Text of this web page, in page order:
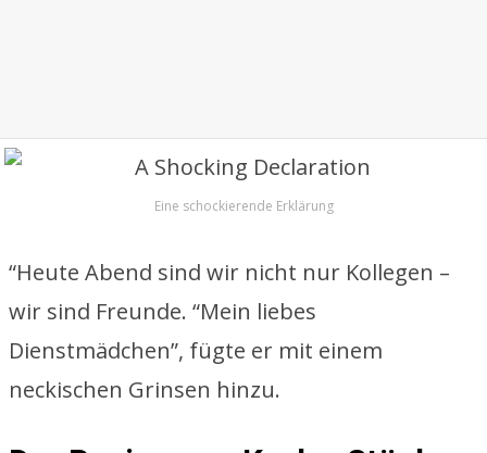
Eine schockierende Erklärung
“Heute Abend sind wir nicht nur Kollegen –
wir sind Freunde. “Mein liebes
Dienstmädchen”, fügte er mit einem
neckischen Grinsen hinzu.